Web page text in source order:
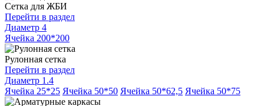
Сетка для ЖБИ
Перейти в раздел
Диаметр 4
Ячейка 200*200
Рулонная сетка
Перейти в раздел
Диаметр 1.4
Ячейка 25*25 Ячейка 50*50 Ячейка 50*62,5 Ячейка 50*75